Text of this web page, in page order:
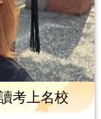
考上名校